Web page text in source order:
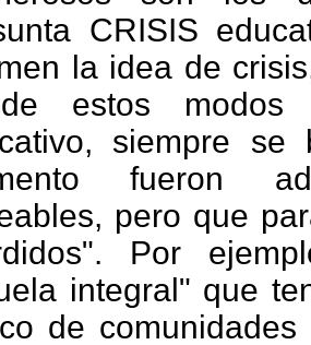
CRISIS
la idea de
estos
siempre
fueron
pero que
Por
integral" que
de